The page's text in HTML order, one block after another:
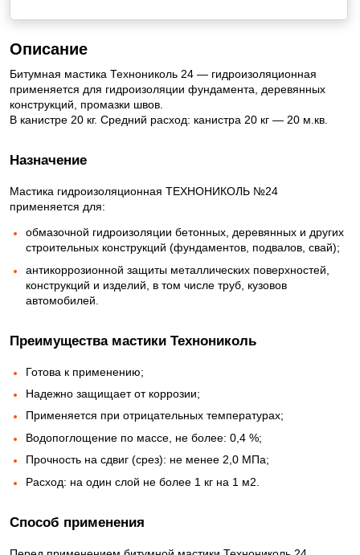
Описание
Битумная мастика Технониколь 24 — гидроизоляционная
применяется для гидроизоляции фундамента, деревянных
конструкций, промазки швов.
В канистре 20 кг. Средний расход: канистра 20 кг — 20 м.кв.
Назначение
Мастика гидроизоляционная ТЕХНОНИКОЛЬ №24
применяется для:
обмазочной гидроизоляции бетонных, деревянных и других
строительных конструкций (фундаментов, подвалов, свай);
антикоррозионной защиты металлических поверхностей,
конструкций и изделий, в том числе труб, кузовов
автомобилей.
Преимущества мастики Технониколь
Готова к применению;
Надежно защищает от коррозии;
Применяется при отрицательных температурах;
Водопоглощение по массе, не более: 0,4 %;
Прочность на сдвиг (срез): не менее 2,0 МПа;
Расход: на один слой не более 1 кг на 1 м2.
Способ применения